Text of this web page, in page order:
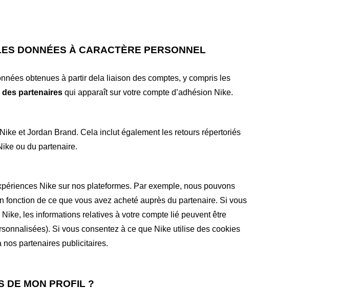
DONNÉES À CARACTÈRE PERSONNEL
obtenues à partir dela liaison des comptes, y compris les
partenaires qui apparaît sur votre compte d’adhésion Nike.
et Jordan Brand. Cela inclut également les retours répertoriés
ou du partenaire.
Nike sur nos plateformes. Par exemple, nous pouvons
de ce que vous avez acheté auprès du partenaire. Si vous
les informations relatives à votre compte lié peuvent être
Si vous consentez à ce que Nike utilise des cookies
partenaires publicitaires.
DE MON PROFIL ?